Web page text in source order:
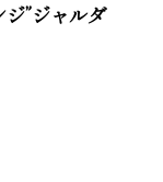
”ジャルダ